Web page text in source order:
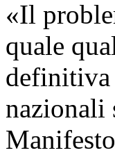
«Il
quale
definitiva
nazionali